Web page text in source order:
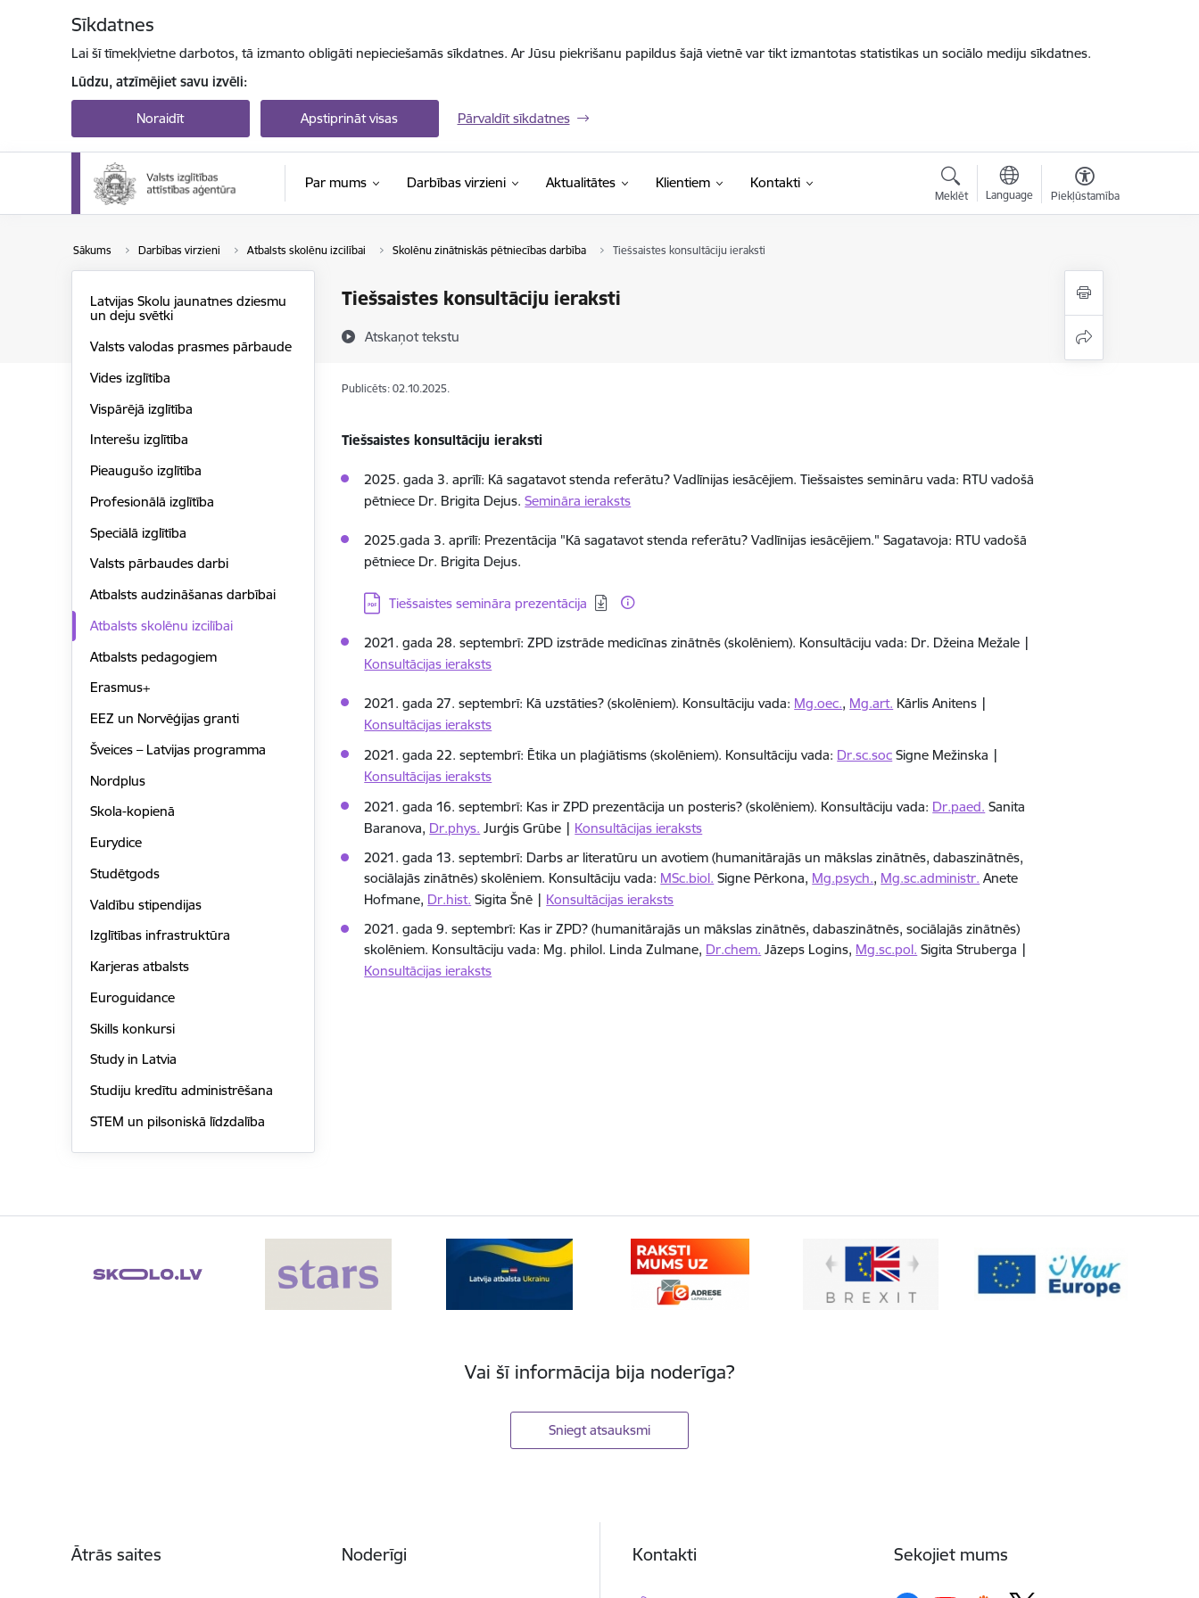
Sīkdatnes
Lai šī tīmekļvietne darbotos, tā izmanto obligāti nepieciešamās sīkdatnes. Ar Jūsu piekrišanu papildus šajā vietnē var tikt izmantotas statistikas un sociālo mediju sīkdatnes.
Lūdzu, atzīmējiet savu izvēli:
Noraidīt Apstiprināt visas Pārvaldīt sīkdatnes
Par mums Darbības virzieni Aktualitātes Klientiem Kontakti
Meklēt Language Piekļūstamība
Sākums Darbības virzieni Atbalsts skolēnu izcilībai Skolēnu zinātniskās pētniecības darbība Tiešsaistes konsultāciju ieraksti
Tiešsaistes konsultāciju ieraksti
Atskaņot tekstu
Latvijas Skolu jaunatnes dziesmu
un deju svētki
Valsts valodas prasmes pārbaude
Vides izglītība
Vispārējā izglītība
Interešu izglītība
Pieaugušo izglītība
Profesionālā izglītība
Speciālā izglītība
Valsts pārbaudes darbi
Atbalsts audzināšanas darbībai
Atbalsts skolēnu izcilībai
Atbalsts pedagogiem
Erasmus+
EEZ un Norvēģijas granti
Šveices – Latvijas programma
Nordplus
Skola-kopienā
Eurydice
Studētgods
Valdību stipendijas
Izglītības infrastruktūra
Karjeras atbalsts
Euroguidance
Skills konkursi
Study in Latvia
Studiju kredītu administrēšana
STEM un pilsoniskā līdzdalība
Publicēts: 02.10.2025.
Tiešsaistes konsultāciju ieraksti
2025. gada 3. aprīlī: Kā sagatavot stenda referātu? Vadlīnijas iesācējiem. Tiešsaistes semināru vada: RTU vadošā
pētniece Dr. Brigita Dejus.Semināra ieraksts
2025.gada 3. aprīlī: Prezentācija "Kā sagatavot stenda referātu? Vadlīnijas iesācējiem." Sagatavoja: RTU vadošā
pētniece Dr. Brigita Dejus.
Lejupielādēt:
Tiešsaistes semināra prezentācija
2021. gada 28. septembrī: ZPD izstrāde medicīnas zinātnēs (skolēniem). Konsultāciju vada: Dr. Džeina Mežale |
Konsultācijas ieraksts
2021. gada 27. septembrī: Kā uzstāties? (skolēniem). Konsultāciju vada: Mg.oec., Mg.art. Kārlis Anitens |
Konsultācijas ieraksts
2021. gada 22. septembrī: Ētika un plaģiātisms (skolēniem). Konsultāciju vada: Dr.sc.soc Signe Mežinska |
Konsultācijas ieraksts
2021. gada 16. septembrī: Kas ir ZPD prezentācija un posteris? (skolēniem). Konsultāciju vada: Dr.paed. Sanita
Baranova, Dr.phys. Jurģis Grūbe | Konsultācijas ieraksts
2021. gada 13. septembrī: Darbs ar literatūru un avotiem (humanitārajās un mākslas zinātnēs, dabaszinātnēs,
sociālajās zinātnēs) skolēniem. Konsultāciju vada: MSc.biol. Signe Pērkona, Mg.psych., Mg.sc.administr. Anete
Hofmane, Dr.hist. Sigita Šnē | Konsultācijas ieraksts
2021. gada 9. septembrī: Kas ir ZPD? (humanitārajās un mākslas zinātnēs, dabaszinātnēs, sociālajās zinātnēs)
skolēniem. Konsultāciju vada: Mg. philol. Linda Zulmane, Dr.chem. Jāzeps Logins, Mg.sc.pol. Sigita Struberga |
Konsultācijas ieraksts
Vai šī informācija bija noderīga?
Sniegt atsauksmi
Ātrās saites Noderīgi Kontakti Sekojiet mums